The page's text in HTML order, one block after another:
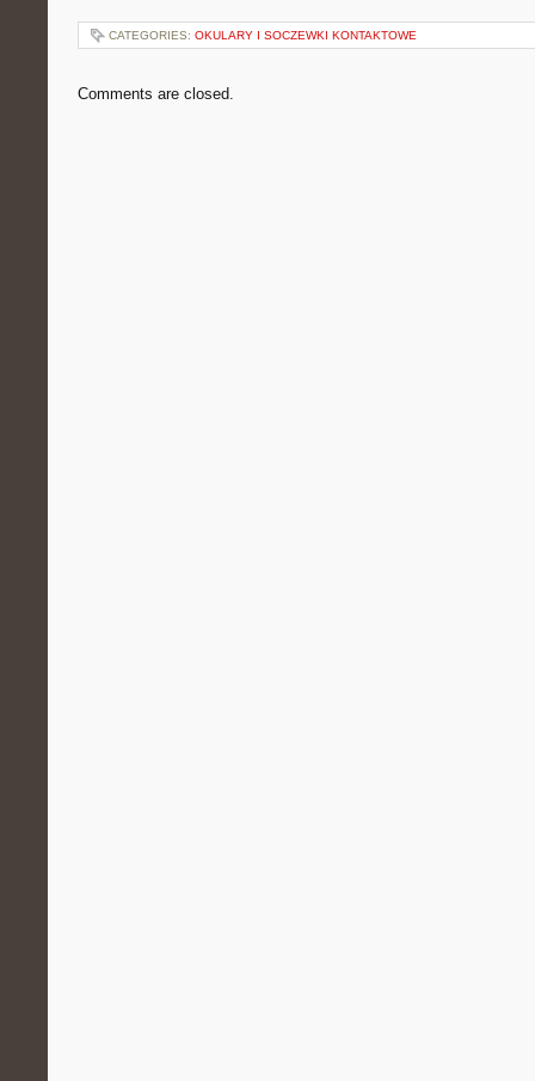
CATEGORIES: OKULARY I SOCZEWKI KONTAKTOWE
Comments are closed.